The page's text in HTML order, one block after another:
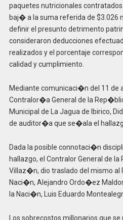
paquetes nutricionales
baj� a la suma referida de $3.026
definir el presunto detrimento
consideraron deducciones
realizados y el porcentaje
calidad y cumplimiento.
Mediante comunicaci�n del 11 de
Contralor�a General de la
Municipal de La Jagua de Ibirico,
de auditor�a que se�ala el
Dada la posible connotaci�n
hallazgo, el Contralor General de
Villaz�n, dio traslado del mismo al
Naci�n, Alejandro Ordo�ez
la Naci�n, Luis Eduardo
Los sobrecostos millonarios que